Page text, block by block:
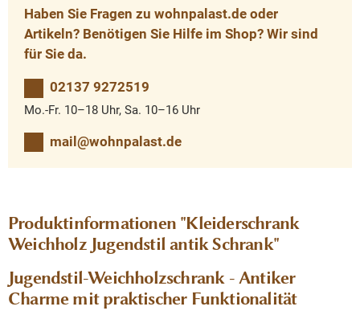
Haben Sie Fragen zu wohnpalast.de oder
Artikeln? Benötigen Sie Hilfe im Shop? Wir sind
für Sie da.
02137 9272519
Mo.-Fr. 10–18 Uhr, Sa. 10–16 Uhr
mail@wohnpalast.de
Produktinformationen "Kleiderschrank
Weichholz Jugendstil antik Schrank"
Jugendstil-Weichholzschrank - Antiker
Charme mit praktischer Funktionalität